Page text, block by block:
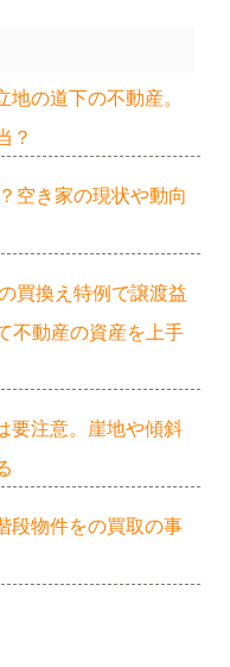
地の道下の不動産。
？
空き家の現状や動向
買換え特例で譲渡益
不動産の資産を上手
要注意。崖地や傾斜
段物件をの買取の事